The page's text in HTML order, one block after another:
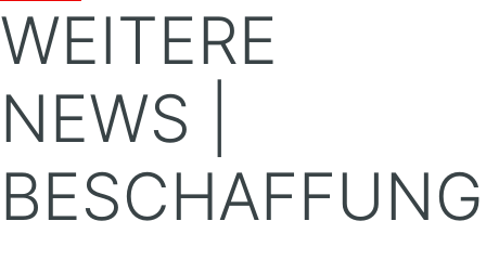
WEITERE
NEWS |
BESCHAFFUNG